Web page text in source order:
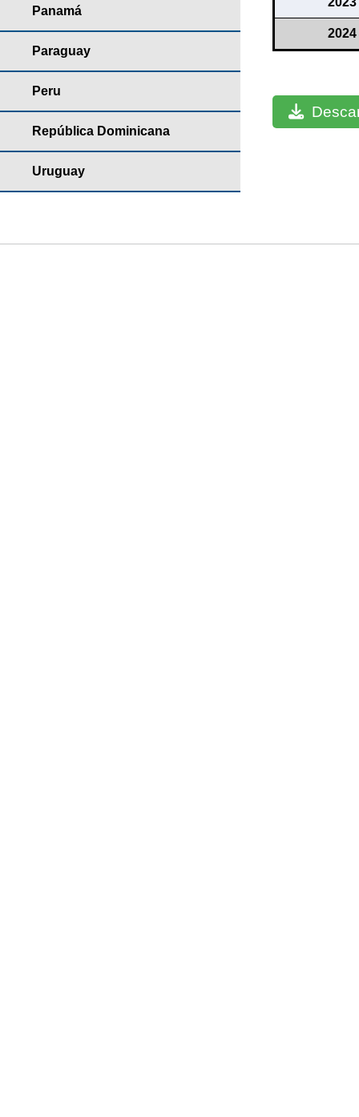
Panamá
Paraguay
Peru
República Dominicana
Uruguay
2024